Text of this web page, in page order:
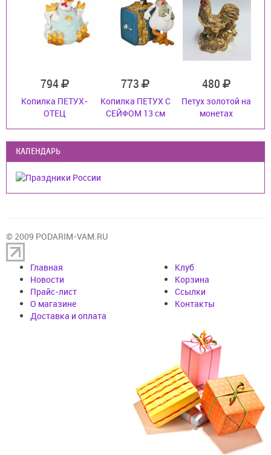
794
Копилка ПЕТУХ-
ОТЕЦ
773
Копилка ПЕТУХ С
СЕЙФОМ 13 см
480
Петух золотой на
монетах
КАЛЕНДАРЬ
© 2009 PODARIM-VAM.RU
Главная
Новости
Прайс-лист
О магазине
Доставка и оплата
Клуб
Корзина
Cсылки
Контакты